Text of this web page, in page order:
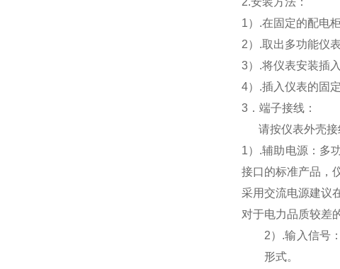
1）.在固定的配电
2）.取出多功能仪
3）.将仪表安装插
4）.插入仪表的固
3 ．端子接线：
请按仪表外壳接
1） .辅助电源：多
接口的标准产品，
采用交流电源建议
对于电力品质较差
2） .输入信号
形式。